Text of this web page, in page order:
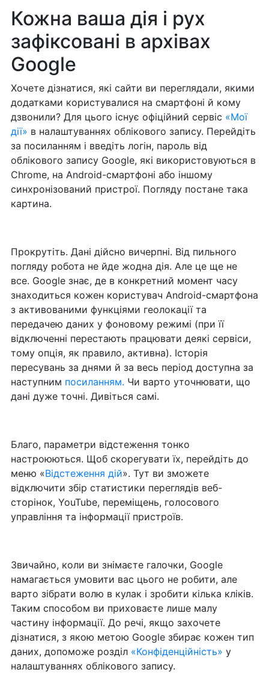
Кожна ваша дія і рух
зафіксовані в архівах
Google
Хочете дізнатися, які сайти ви переглядали, якими
додатками користувалися на смартфоні й кому
дзвонили? Для цього існує офіційний сервіс «Мої
дії» в налаштуваннях облікового запису. Перейдіть
за посиланням і введіть логін, пароль від
облікового запису Google, які використовуються в
Chrome, на Android-смартфоні або іншому
синхронізований пристрої. Погляду постане така
картина.
Прокрутіть. Дані дійсно вичерпні. Від пильного
погляду робота не йде жодна дія. Але це ще не
все. Google знає, де в конкретний момент часу
знаходиться кожен користувач Android-смартфона
з активованими функціями геолокації та
передачею даних у фоновому режимі (при її
відключенні перестають працювати деякі сервіси,
тому опція, як правило, активна). Історія
пересувань за днями й за весь період доступна за
наступним посиланням. Чи варто уточнювати, що
дані дуже точні. Дивіться самі.
Благо, параметри відстеження тонко
настроюються. Щоб скорегувати їх, перейдіть до
меню «Відстеження дій». Тут ви зможете
відключити збір статистики переглядів веб-
сторінок, YouTube, переміщень, голосового
управління та інформації пристроїв.
Звичайно, коли ви знімаєте галочки, Google
намагається умовити вас цього не робити, але
варто зібрати волю в кулак і зробити кілька кліків.
Таким способом ви приховаєте лише малу
частину інформації. До речі, якщо захочете
дізнатися, з якою метою Google збирає кожен тип
даних, допоможе розділ «Конфіденційність» у
налаштуваннях облікового запису.